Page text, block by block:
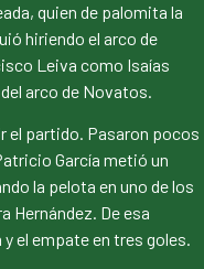
quien de palomita la
hiriendo el arco de
Leiva como Isaías
arco de Novatos.
el partido. Pasaron pocos
García metió un
la pelota en uno de los
Hernández. De esa
el empate en tres goles.